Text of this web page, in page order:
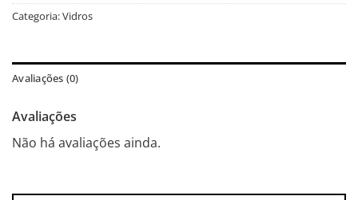
Categoria:Vidros
Avaliações (0)
Avaliações
Não há avaliações ainda.